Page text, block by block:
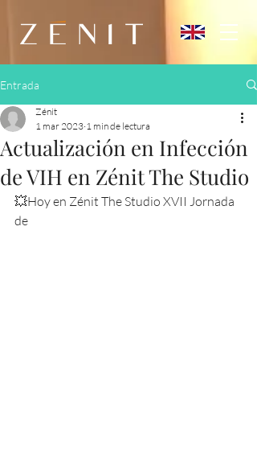
Entrada
Actualización en Infección
de VIH en Zénit The Studio
Zénit
1 mar 2023 1 min de lectura
💥Hoy en Zénit The Studio XVII Jornada
de